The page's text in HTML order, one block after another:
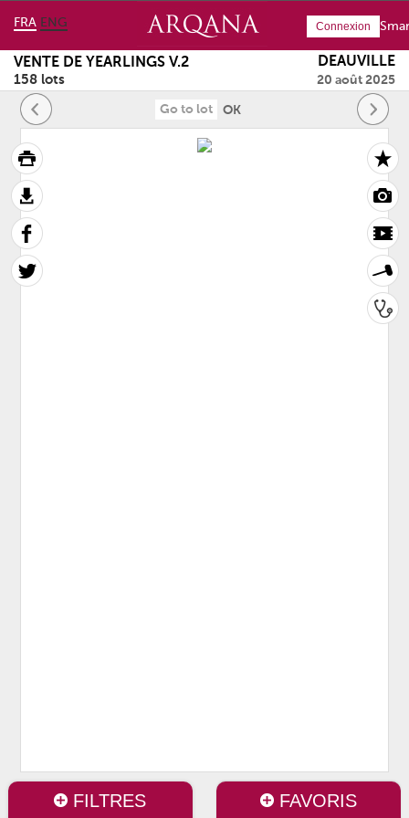
FRA ENG Connexion
158 lots
OK
VENTE DE YEARLINGS V.2 DEAUVILLE
20 août 2025
FILTRES FAVORIS